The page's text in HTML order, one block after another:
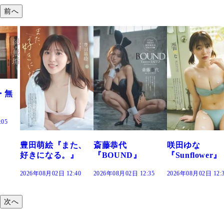
前へ
斎藤恭代
『BOUND』
2026年08月02日 12:35
咲田ゆな
『Sunflower』
2026年08月02日 12:30
藤水咲桜『花
だまり』
2026年08月02日
次へ